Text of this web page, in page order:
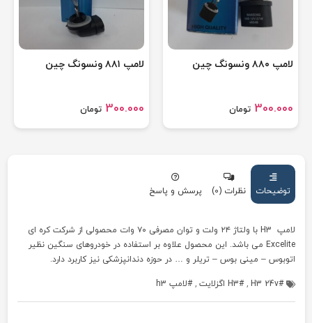
لامپ ۸۸۰ ونسونگ چین
تومان300.000
لامپ ۸۸۱ ونسونگ چین
تومان300.000
توضیحات نظرات (0) پرسش و پاسخ
لامپ H3 با ولتاژ ۲۴ ولت و توان مصرفی ۷۰ وات محصولی از شرکت کره ای
Excelite می باشد. این محصول علاوه بر استفاده در خودروهای سنگین نظیر
اتوبوس – مینی بوس – تریلر و … در حوزه دندانپزشکی نیز کاربرد دارد.
H3 24v
, H3 اگزلایت , لامپ h3